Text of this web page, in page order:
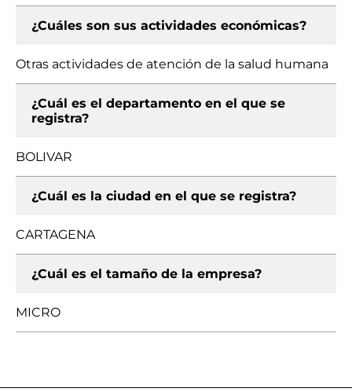
¿Cuáles son sus actividades económicas?
Otras actividades de atención de la salud humana
¿Cuál es el departamento en el que se
registra?
BOLIVAR
¿Cuál es la ciudad en el que se registra?
CARTAGENA
¿Cuál es el tamaño de la empresa?
MICRO